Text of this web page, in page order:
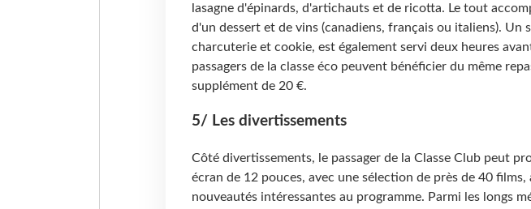
lasagne d'épinards, d'artichauts et de ricotta. Le tout
d'un dessert et de vins (canadiens, français ou italiens). Un
charcuterie et cookie, est également servi deux heures
passagers de la classe éco peuvent bénéficier du même
supplément de 20 €.
5/ Les divertissements
Côté divertissements, le passager de la Classe Club peut
écran de 12 pouces, avec une sélection de près de 40 films,
nouveautés intéressantes au programme. Parmi les longs